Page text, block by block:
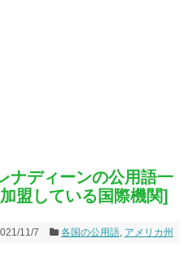
ナディーンの公用語一
盟している国際機関]
11/7 各国の公用語, アメリカ州